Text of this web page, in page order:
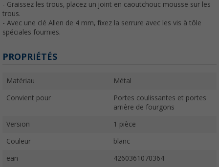
- Graissez les trous, placez un joint en caoutchouc mousse sur les
trous.
- Avec une clé Allen de 4 mm, fixez la serrure avec les vis à tôle
spéciales fournies.
PROPRIÉTÉS
Matériau Métal
Convient pour
Portes coulissantes et portes
arrière de fourgons
Version 1 pièce
Couleur blanc
ean 4260361070364